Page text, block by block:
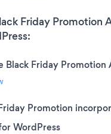
Friday Promotion
Black Friday Promotion
Promotion
WordPress